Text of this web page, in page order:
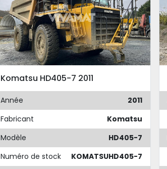
Komatsu HD405-7 2011
Année
2011
Fabricant
Komatsu
Modèle
HD405-7
Numéro de stock
KOMATSUHD405-7